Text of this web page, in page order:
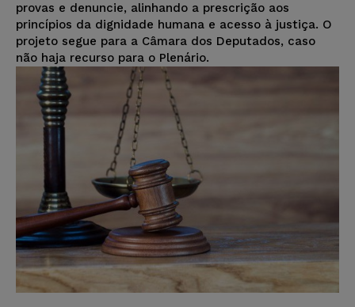
provas e denuncie, alinhando a prescrição aos
princípios da dignidade humana e acesso à justiça. O
projeto segue para a Câmara dos Deputados, caso
não haja recurso para o Plenário.